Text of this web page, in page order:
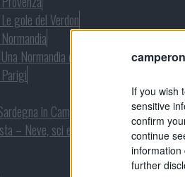
If you wish
sensitive
confirm
continue
information
further
gole del Verdon
Normandia diversa
in Camper
– Neve, sci e natura